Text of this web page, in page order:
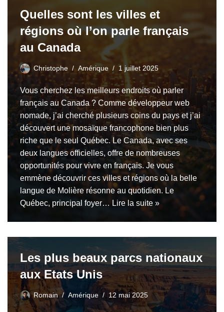
Quelles sont les villes et
régions où l’on parle français
au Canada
Christophe Amérique 1 juillet 2025
Vous cherchez les meilleurs endroits où parler
français au Canada ? Comme développeur web
nomade, j’ai cherché plusieurs coins du pays et j’ai
découvert une mosaïque francophone bien plus
riche que le seul Québec. Le Canada, avec ses
deux langues officielles, offre de nombreuses
opportunités pour vivre en français. Je vous
emmène découvrir ces villes et régions où la belle
langue de Molière résonne au quotidien. Le
Québec, principal foyer… Lire la suite »
Les plus beaux parcs nationaux
aux Etats Unis
Romain Amérique 12 mai 2025